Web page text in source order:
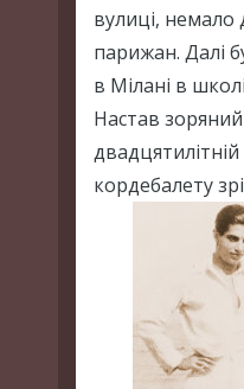
вулиці,
парижан. Далі
в Мілані в
Настав
кордебалету